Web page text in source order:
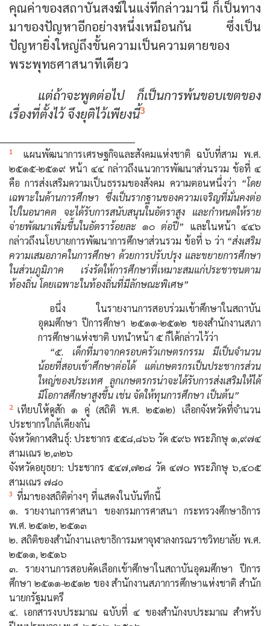
คุณค่าของสถาบันสงฆ์ในแง่ที่กล่าวมานี้ ก็เป็นทาง
มาของปัญหาอีกอย่างหนึ่งเหมือนกัน ซึ่งเป็น
ปัญหายิ่งใหญ่ถึงขั้นความเป็นความตายของ
พระพุทธศาสนาทีเดียว
แต่ถ้าจะพูดต่อไป ก็เป็นการพ้นขอบเขตของ
เรื่องที่ตั้งไว้ จึงยุติไว้เพียงนี้3
1
แผนพัฒนาการเศรษฐกิจและสังคมแห่งชาติ ฉบับที่สาม พ.ศ.
๒๕๑๕-๒๕๑๙ หน้า ๔๔ กล่าวถึงแนวการพัฒนาส่วนรวม ข้อที่ ๔
คือ การส่งเสริมความเป็นธรรมของสังคม ความตอนหนึ่งว่า “โดย
เฉพาะในด้านการศึกษา ซึ่งเป็นรากฐานของความเจริญที่มั่นคงต่อ
ไปในอนาคต จะได้รับการสนับสนุนในอัตราสูง และกำหนดให้ราย
จ่ายพัฒนาเพิ่มขึ้นในอัตราร้อยละ ๑๐ ต่อปี” และในหน้า ๔๔๖
กล่าวถึงนโยบายการพัฒนาการศึกษาส่วนรวม ข้อที่ ๖ ว่า “ส่งเสริม
ความเสมอภาคในการศึกษา ด้วยการปรับปรุง และขยายการศึกษา
ในส่วนภูมิภาค เร่งรัดให้การศึกษาที่เหมาะสมแก่ประชาชนตาม
ท้องถิ่น โดยเฉพาะในท้องถิ่นที่มีลักษณะพิเศษ”
อนึ่ง ในรายงานการสอบร่วมเข้าศึกษาในสถาบัน
อุดมศึกษา ปีการศึกษา ๒๕๑๑-๒๕๑๒ ของสำนักงานสภา
การศึกษาแห่งชาติ บทนำหน้า ๕ ก็ได้กล่าวไว้ว่า
“๕. เด็กที่มาจากครอบครัวเกษตรกรรม มีเป็นจำนวน
น้อยที่สอบเข้าศึกษาต่อได้ แต่เกษตรกรเป็นประชากรส่วน
ใหญ่ของประเทศ ลูกเกษตรกรน่าจะได้รับการส่งเสริมให้ได้
มีโอกาสศึกษาสูงขึ้น เช่น จัดให้ทุนการศึกษา เป็นต้น”
2 เทียบให้ดูสัก ๑ คู่ (สถิติ พ.ศ. ๒๕๑๒) เลือกจังหวัดที่จำนวน
ประชากรใกล้เคียงกัน
จังหวัดกาฬสินธุ์: ประชากร ๕๕๘,๘๖๖ วัด ๕๙๖ พระภิกษุ ๑,๙๗๔
สามเณร ๒,๓๒๖
จังหวัดอยุธยา: ประชากร ๕๔๗,๗๒๘ วัด ๔๗๐ พระภิกษุ ๖,๔๐๕
สามเณร ๗๘o
3 ที่มาของสถิติต่างๆ ที่แสดงในบันทึกนี้
๑. รายงานการศาสนา ของกรมการศาสนา กระทรวงศึกษาธิการ
พ.ศ. ๒๕๑๒, ๒๕๑๓
๒. สถิติของสำนักงานเลขาธิการมหาจุฬาลงกรณราชวิทยาลัย พ.ศ.
๒๕๑๑, ๒๕๑๖
๓. รายงานการสอบคัดเลือกเข้าศึกษาในสถาบันอุดมศึกษา ปีการ
ศึกษา ๒๕๑๑-๒๕๑๒ ของ สำนักงานสภาการศึกษาแห่งชาติ สำนัก
นายกรัฐมนตรี
๔. เอกสารงบประมาณ ฉบับที่ ๔ ของสำนักงบประมาณ สำหรับ